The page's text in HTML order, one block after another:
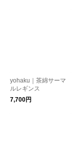
yohaku｜茶綿サーマ
ルレギンス
7,700円